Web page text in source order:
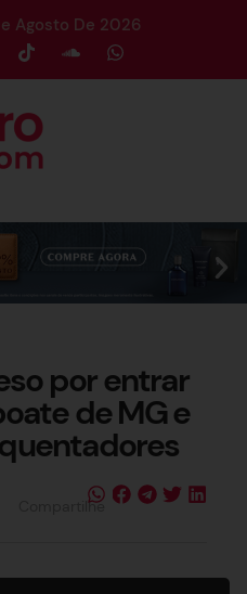
Agosto De 2026
por entrar
de MG e
Compartilhe